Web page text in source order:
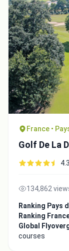
France •
Golf De La
134,862
Ranking Pays
Ranking
Global
courses